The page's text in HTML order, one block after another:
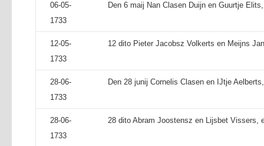
06-05-
1733
Den 6 maij Nan Clasen Duijn en Guurtje
12-05-
1733
12 dito Pieter Jacobsz Volkerts en Meijns
28-06-
1733
Den 28 junij Cornelis Clasen en IJtje
28-06-
1733
28 dito Abram Joostensz en Lijsbet Vissers,